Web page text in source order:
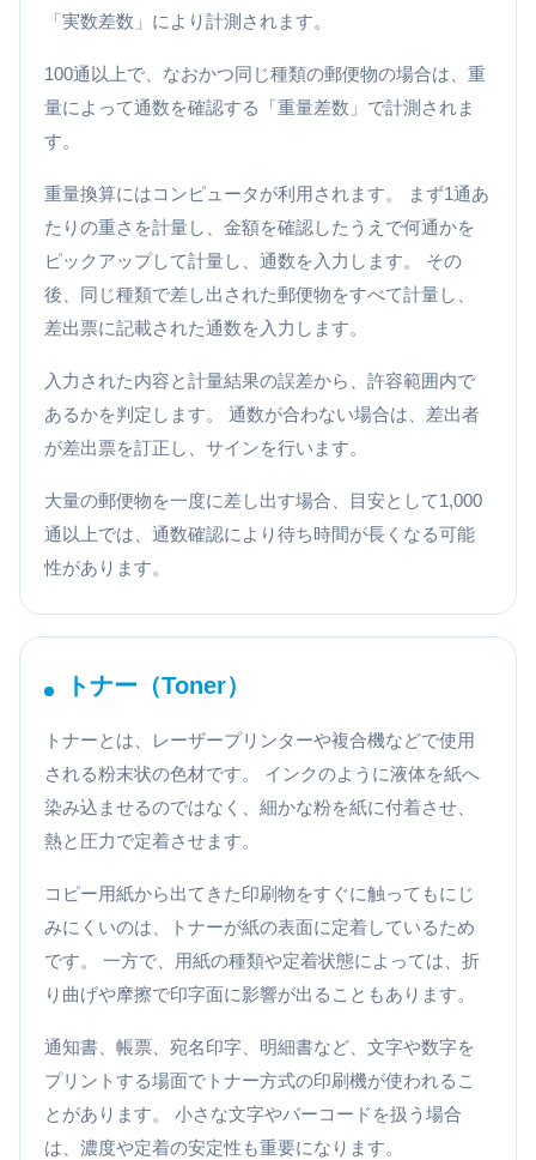
「実数差数」により計測されます。
100通以上で、なおかつ同じ種類の郵便物の場合は、重
量によって通数を確認する「重量差数」で計測されま
す。
重量換算にはコンピュータが利用されます。 まず1通あ
たりの重さを計量し、金額を確認したうえで何通かを
ピックアップして計量し、通数を入力します。 その
後、同じ種類で差し出された郵便物をすべて計量し、
差出票に記載された通数を入力します。
入力された内容と計量結果の誤差から、許容範囲内で
あるかを判定します。 通数が合わない場合は、差出者
が差出票を訂正し、サインを行います。
大量の郵便物を一度に差し出す場合、目安として1,000
通以上では、通数確認により待ち時間が長くなる可能
性があります。
トナー（Toner）
トナーとは、レーザープリンターや複合機などで使用
される粉末状の色材です。 インクのように液体を紙へ
染み込ませるのではなく、細かな粉を紙に付着させ、
熱と圧力で定着させます。
コピー用紙から出てきた印刷物をすぐに触ってもにじ
みにくいのは、トナーが紙の表面に定着しているため
です。 一方で、用紙の種類や定着状態によっては、折
り曲げや摩擦で印字面に影響が出ることもあります。
通知書、帳票、宛名印字、明細書など、文字や数字を
プリントする場面でトナー方式の印刷機が使われるこ
とがあります。 小さな文字やバーコードを扱う場合
は、濃度や定着の安定性も重要になります。